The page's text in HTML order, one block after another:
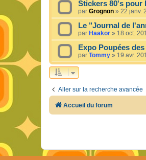
Stickers 80's pour
par Grognon » 22 janv.
Le "Journal de
par Haakor » 18 oct.
Expo Poupées
par Tommy » 19 avr.
Aller sur la recherche avancée
Accueil du forum